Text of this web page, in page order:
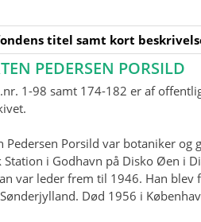
titel samt kort
PEDERSEN PORSILD
1-98 samt 174-182 er af
Pedersen Porsild var botaniker og
Station i Godhavn på Disko Øen i
var leder frem til 1946. Han blev
Død 1956 i